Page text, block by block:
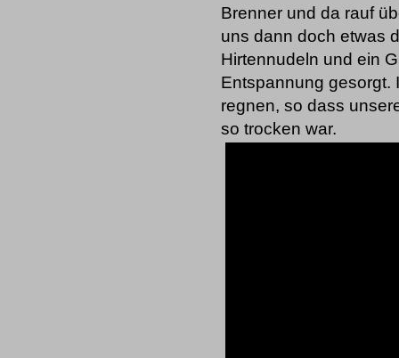
Brenner und da rauf
uns dann doch etwas
Hirtennudeln und ein
Entspannung gesorgt.
regnen, so dass
so trocken war.